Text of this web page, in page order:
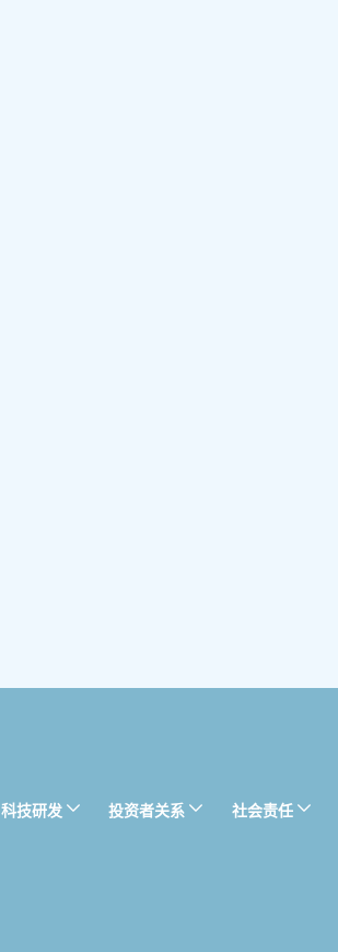
科技研发 投资者关系 社会责任